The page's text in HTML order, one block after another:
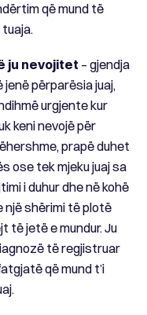
që mund të
ju nevojitet – gjendja
përparësia juaj,
urgjente kur
keni nevojë për
prapë duhet
ose tek mjeku juaj sa
i duhur dhe në kohë
një shërimi të plotë
të jetë e mundur. Ju
të regjistruar
që mund t’i